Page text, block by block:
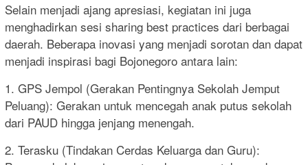
Selain menjadi ajang apresiasi, kegiatan ini juga
menghadirkan sesi sharing best practices dari berbagai
daerah. Beberapa inovasi yang menjadi sorotan dan dapat
menjadi inspirasi bagi Bojonegoro antara lain:
1. GPS Jempol (Gerakan Pentingnya Sekolah Jemput
Peluang): Gerakan untuk mencegah anak putus sekolah
dari PAUD hingga jenjang menengah.
2. Terasku (Tindakan Cerdas Keluarga dan Guru):